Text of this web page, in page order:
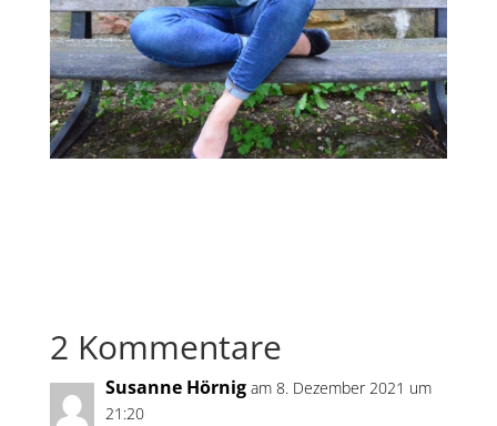
2 Kommentare
Susanne Hörnig am 8. Dezember 2021 um
21:20